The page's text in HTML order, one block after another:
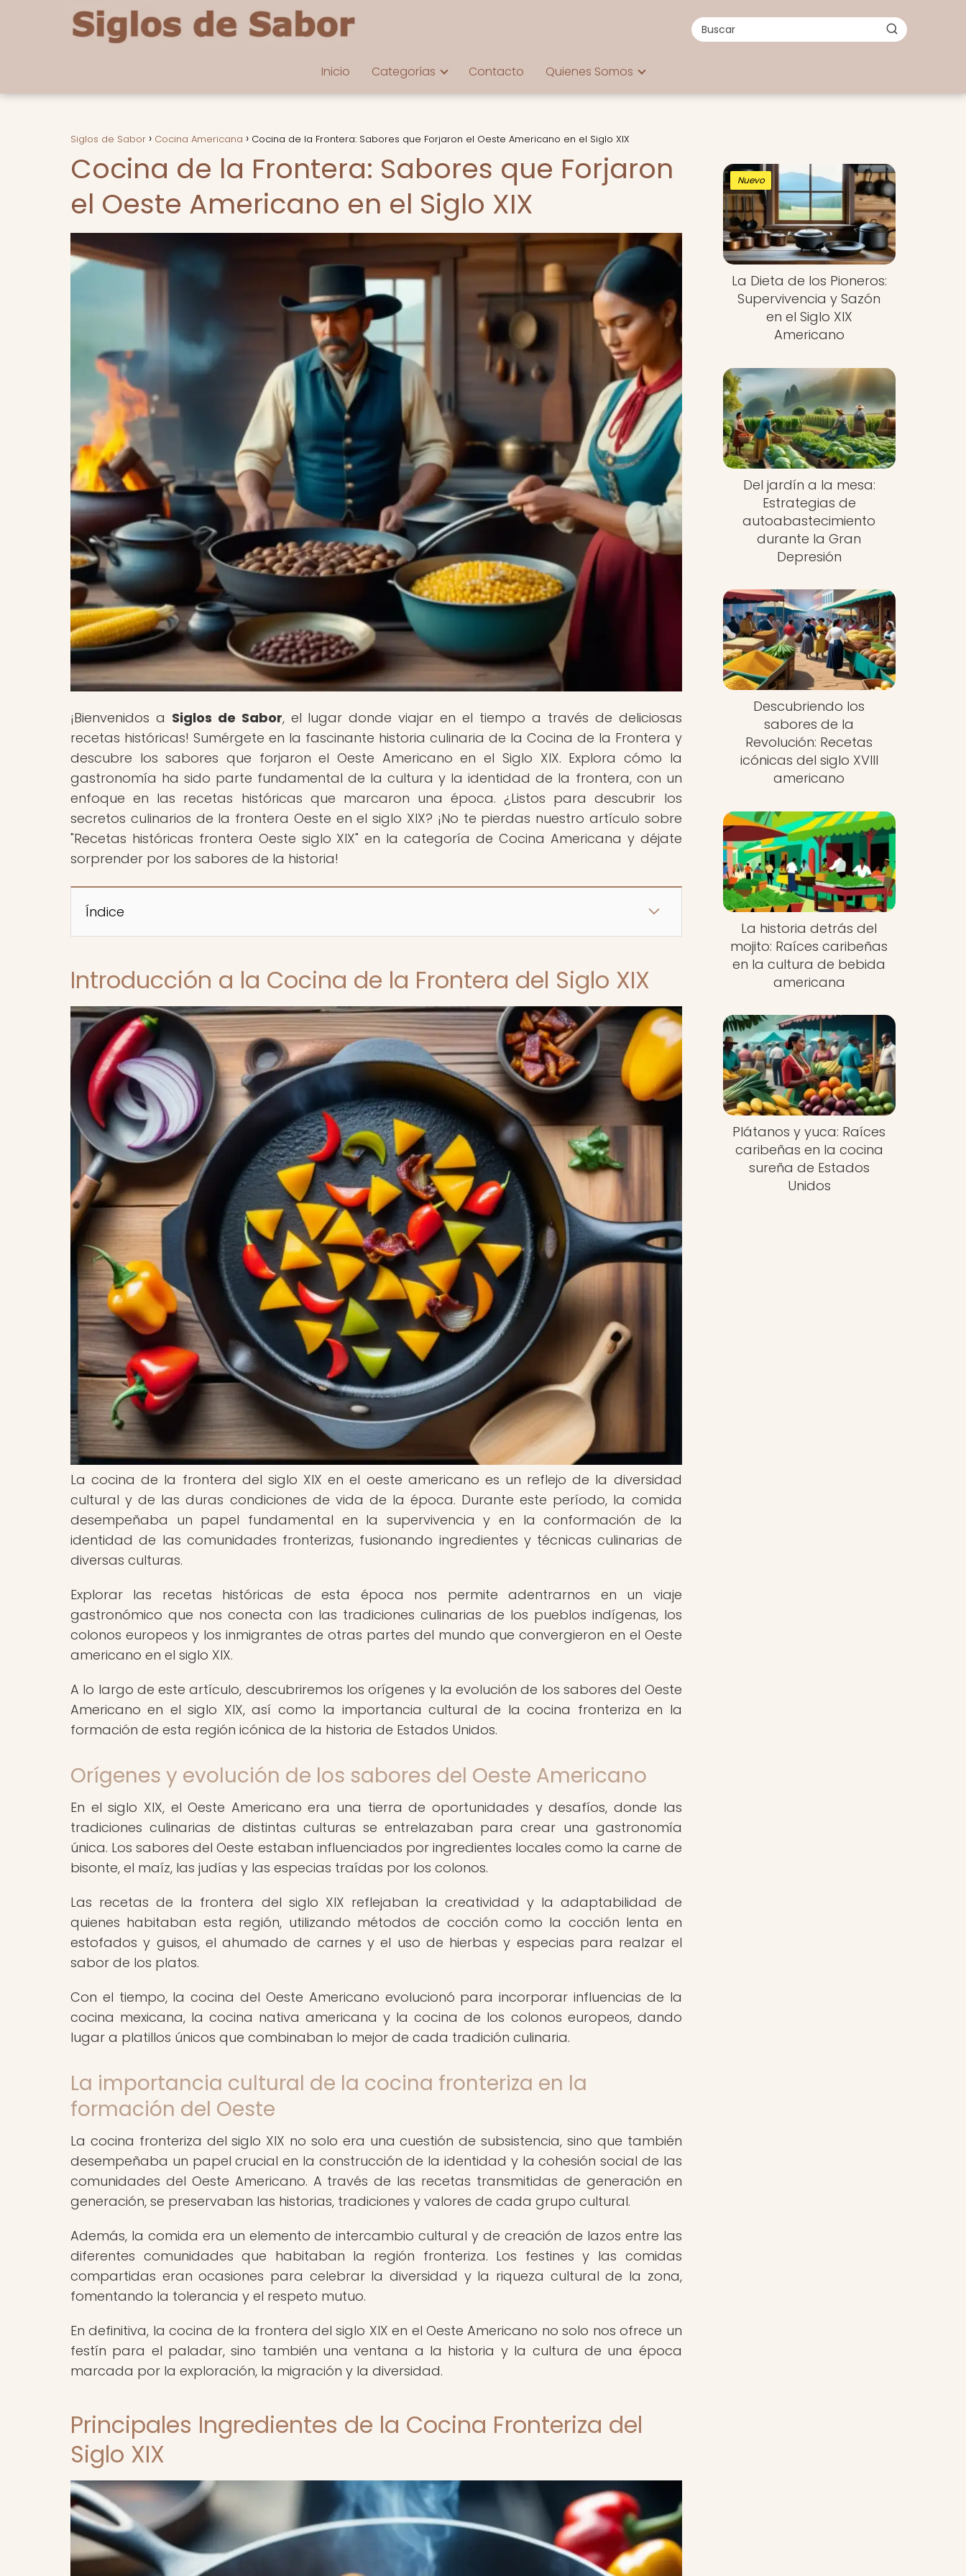
Inicio Categorías Contacto Quienes Somos
Siglos de Sabor Cocina Americana Cocina de la Frontera: Sabores que Forjaron el Oeste Americano en el Siglo XIX
Cocina de la Frontera: Sabores que Forjaron
el Oeste Americano en el Siglo XIX
¡Bienvenidos a Siglos de Sabor, el lugar donde viajar en el tiempo a través de deliciosas
recetas históricas! Sumérgete en la fascinante historia culinaria de la Cocina de la Frontera y
descubre los sabores que forjaron el Oeste Americano en el Siglo XIX. Explora cómo la
gastronomía ha sido parte fundamental de la cultura y la identidad de la frontera, con un
enfoque en las recetas históricas que marcaron una época. ¿Listos para descubrir los
secretos culinarios de la frontera Oeste en el siglo XIX? ¡No te pierdas nuestro artículo sobre
"Recetas históricas frontera Oeste siglo XIX" en la categoría de Cocina Americana y déjate
sorprender por los sabores de la historia!
Índice
Introducción a la Cocina de la Frontera del Siglo XIX
La cocina de la frontera del siglo XIX en el oeste americano es un reflejo de la diversidad
cultural y de las duras condiciones de vida de la época. Durante este período, la comida
desempeñaba un papel fundamental en la supervivencia y en la conformación de la
identidad de las comunidades fronterizas, fusionando ingredientes y técnicas culinarias de
diversas culturas.
Explorar las recetas históricas de esta época nos permite adentrarnos en un viaje
gastronómico que nos conecta con las tradiciones culinarias de los pueblos indígenas, los
colonos europeos y los inmigrantes de otras partes del mundo que convergieron en el Oeste
americano en el siglo XIX.
A lo largo de este artículo, descubriremos los orígenes y la evolución de los sabores del Oeste
Americano en el siglo XIX, así como la importancia cultural de la cocina fronteriza en la
formación de esta región icónica de la historia de Estados Unidos.
Orígenes y evolución de los sabores del Oeste Americano
En el siglo XIX, el Oeste Americano era una tierra de oportunidades y desafíos, donde las
tradiciones culinarias de distintas culturas se entrelazaban para crear una gastronomía
única. Los sabores del Oeste estaban influenciados por ingredientes locales como la carne de
bisonte, el maíz, las judías y las especias traídas por los colonos.
Las recetas de la frontera del siglo XIX reflejaban la creatividad y la adaptabilidad de
quienes habitaban esta región, utilizando métodos de cocción como la cocción lenta en
estofados y guisos, el ahumado de carnes y el uso de hierbas y especias para realzar el
sabor de los platos.
Con el tiempo, la cocina del Oeste Americano evolucionó para incorporar influencias de la
cocina mexicana, la cocina nativa americana y la cocina de los colonos europeos, dando
lugar a platillos únicos que combinaban lo mejor de cada tradición culinaria.
La importancia cultural de la cocina fronteriza en la
formación del Oeste
La cocina fronteriza del siglo XIX no solo era una cuestión de subsistencia, sino que también
desempeñaba un papel crucial en la construcción de la identidad y la cohesión social de las
comunidades del Oeste Americano. A través de las recetas transmitidas de generación en
generación, se preservaban las historias, tradiciones y valores de cada grupo cultural.
Además, la comida era un elemento de intercambio cultural y de creación de lazos entre las
diferentes comunidades que habitaban la región fronteriza. Los festines y las comidas
compartidas eran ocasiones para celebrar la diversidad y la riqueza cultural de la zona,
fomentando la tolerancia y el respeto mutuo.
En definitiva, la cocina de la frontera del siglo XIX en el Oeste Americano no solo nos ofrece un
festín para el paladar, sino también una ventana a la historia y la cultura de una época
marcada por la exploración, la migración y la diversidad.
Principales Ingredientes de la Cocina Fronteriza del
Siglo XIX
Nuevo
La Dieta de los Pioneros:
Supervivencia y Sazón
en el Siglo XIX
Americano
Del jardín a la mesa:
Estrategias de
autoabastecimiento
durante la Gran
Depresión
Descubriendo los
sabores de la
Revolución: Recetas
icónicas del siglo XVIII
americano
La historia detrás del
mojito: Raíces caribeñas
en la cultura de bebida
americana
Plátanos y yuca: Raíces
caribeñas en la cocina
sureña de Estados
Unidos